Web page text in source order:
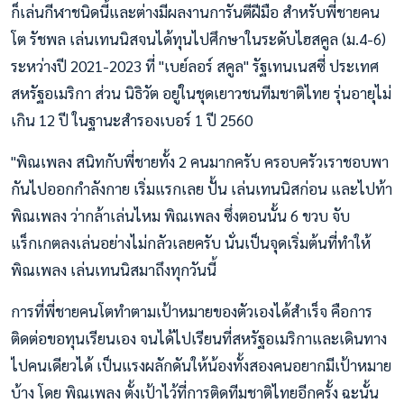
ก็เล่นกีฬาชนิดนี้และต่างมีผลงานการันตีฝีมือ สำหรับพี่ชายคน
โต รัชพล เล่นเทนนิสจนได้ทุนไปศึกษาในระดับไฮสคูล (ม.4-6)
ระหว่างปี 2021-2023 ที่ "เบย์ลอร์ สคูล" รัฐเทนเนสซี่ ประเทศ
สหรัฐอเมริกา ส่วน นิธิวัต อยู่ในชุดเยาวชนทีมชาติไทย รุ่นอายุไม่
เกิน 12 ปี ในฐานะสำรองเบอร์ 1 ปี 2560
"พิณเพลง สนิทกับพี่ชายทั้ง 2 คนมากครับ ครอบครัวเราชอบพา
กันไปออกกำลังกาย เริ่มแรกเลย ปั้น เล่นเทนนิสก่อน และไปท้า
พิณเพลง ว่ากล้าเล่นไหม พิณเพลง ซึ่งตอนนั้น 6 ขวบ จับ
แร็กเกตลงเล่นอย่างไม่กลัวเลยครับ นั่นเป็นจุดเริ่มต้นที่ทำให้
พิณเพลง เล่นเทนนิสมาถึงทุกวันนี้
การที่พี่ชายคนโตทำตามเป้าหมายของตัวเองได้สำเร็จ คือการ
ติดต่อขอทุนเรียนเอง จนได้ไปเรียนที่สหรัฐอเมริกาและเดินทาง
ไปคนเดียวได้ เป็นแรงผลักดันให้น้องทั้งสองคนอยากมีเป้าหมาย
บ้าง โดย พิณเพลง ตั้งเป้าไว้ที่การติดทีมชาติไทยอีกครั้ง ฉะนั้น